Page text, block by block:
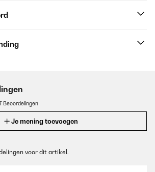
Beoordelingen
Je mening toevoegen
voor dit artikel.